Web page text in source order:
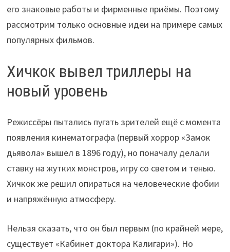
его знаковые работы и фирменные приёмы. Поэтому
рассмотрим только основные идеи на примере самых
популярных фильмов.
Хичкок вывел триллеры на
новый уровень
Режиссёры пытались пугать зрителей ещё с момента
появления кинематографа (первый хоррор «Замок
дьявола» вышел в 1896 году), но поначалу делали
ставку на жутких монстров, игру со светом и тенью.
Хичкок же решил опираться на человеческие фобии
и напряжённую атмосферу.
Нельзя сказать, что он был первым (по крайней мере,
существует «Кабинет доктора Калигари»). Но